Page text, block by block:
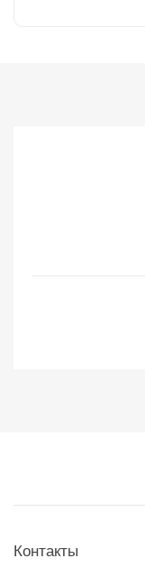
Контакты